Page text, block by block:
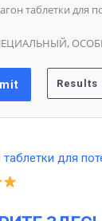
таблетки для